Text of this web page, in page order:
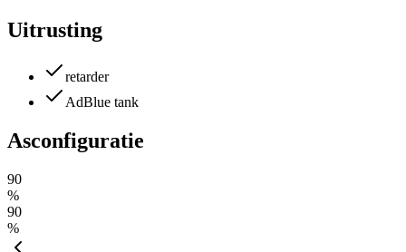
Uitrusting
retarder
AdBlue tank
Asconfiguratie
90
%
90
%